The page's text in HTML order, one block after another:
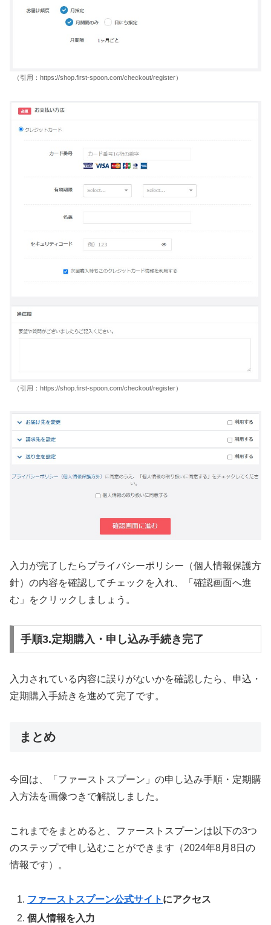
（引用：https://shop.first-spoon.com/checkout/register）
（引用：https://shop.first-spoon.com/checkout/register）
入力が完了したらプライバシーポリシー（個人情報保護方
針）の内容を確認してチェックを入れ、「確認画面へ進
む」をクリックしましょう。
手順3.定期購入・申し込み手続き完了
入力されている内容に誤りがないかを確認したら、申込・
定期購入手続きを進めて完了です。
まとめ
今回は、「ファーストスプーン」の申し込み手順・定期購
入方法を画像つきで解説しました。
これまでをまとめると、ファーストスプーンは以下の3つ
のステップで申し込むことができます（2024年8月8日の
情報です）。
ファーストスプーン公式サイト にアクセス
個人情報を入力